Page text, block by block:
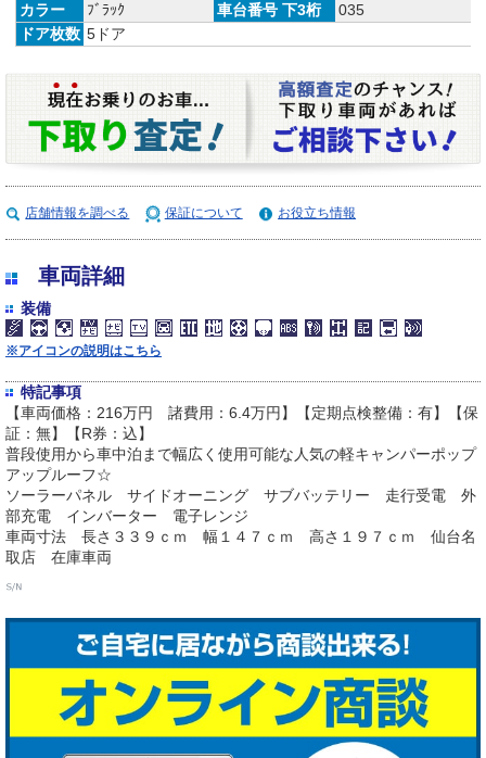
カラー
ﾌﾞﾗｯｸ 車台番号 下3桁
035
ドア枚数 5ドア
店舗情報を調べる 保証について お役立ち情報
車両詳細
装備
※アイコンの説明はこちら
特記事項
【車両価格：216万円 諸費用：6.4万円】【定期点検整備：有】【保
証：無】【R券：込】
普段使用から車中泊まで幅広く使用可能な人気の軽キャンパーポップ
アップルーフ☆
ソーラーパネル サイドオーニング サブバッテリー 走行受電 外
部充電 インバーター 電子レンジ
車両寸法 長さ３３９ｃｍ 幅１４７ｃｍ 高さ１９７ｃｍ 仙台名
取店 在庫車両